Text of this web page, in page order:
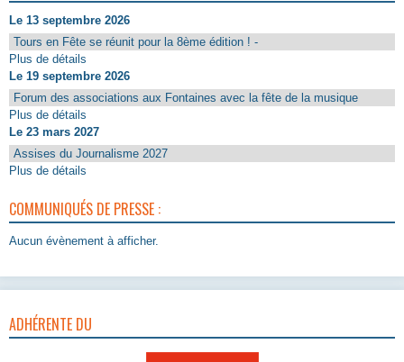
Le 13 septembre 2026
Tours en Fête se réunit pour la 8ème édition ! -
Plus de détails
Le 19 septembre 2026
Forum des associations aux Fontaines avec la fête de la musique
Plus de détails
Le 23 mars 2027
Assises du Journalisme 2027
Plus de détails
COMMUNIQUÉS DE PRESSE :
Aucun évènement à afficher.
ADHÉRENTE DU